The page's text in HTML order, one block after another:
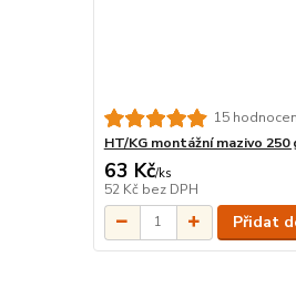
15
HT/KG montážní mazivo 250
63 Kč/ks
52 Kč bez DPH
Přidat